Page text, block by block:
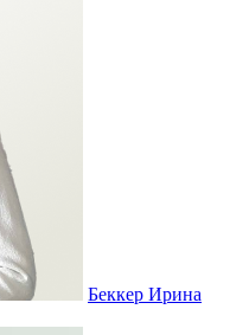
Беккер Ирина